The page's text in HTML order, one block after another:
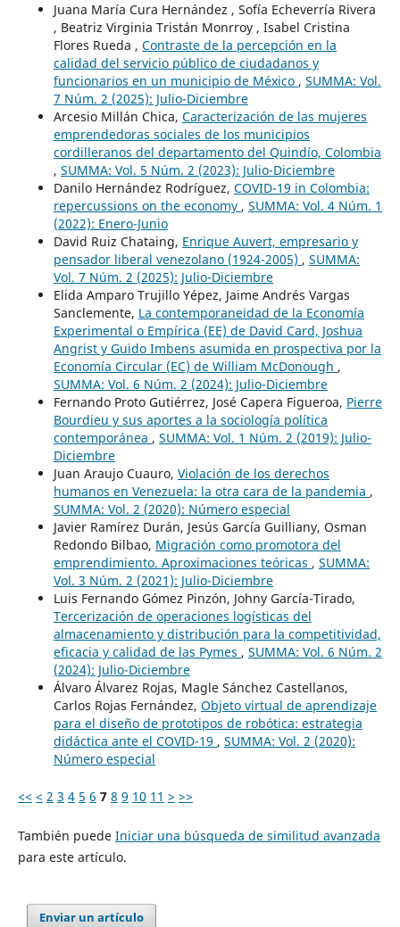
Juana María Cura Hernández , Sofía Echeverría Rivera
, Beatriz Virginia Tristán Monrroy , Isabel Cristina
Flores Rueda , Contraste de la percepción en la
calidad del servicio público de ciudadanos y
funcionarios en un municipio de México , SUMMA: Vol.
7 Núm. 2 (2025): Julio-Diciembre
Arcesio Millán Chica, Caracterización de las mujeres
emprendedoras sociales de los municipios
cordilleranos del departamento del Quindío, Colombia
, SUMMA: Vol. 5 Núm. 2 (2023): Julio-Diciembre
Danilo Hernández Rodríguez, COVID-19 in Colombia:
repercussions on the economy , SUMMA: Vol. 4 Núm. 1
(2022): Enero-Junio
David Ruiz Chataing, Enrique Auvert, empresario y
pensador liberal venezolano (1924-2005) , SUMMA:
Vol. 7 Núm. 2 (2025): Julio-Diciembre
Elida Amparo Trujillo Yépez, Jaime Andrés Vargas
Sanclemente, La contemporaneidad de la Economía
Experimental o Empírica (EE) de David Card, Joshua
Angrist y Guido Imbens asumida en prospectiva por la
Economía Circular (EC) de William McDonough ,
SUMMA: Vol. 6 Núm. 2 (2024): Julio-Diciembre
Fernando Proto Gutiérrez, José Capera Figueroa, Pierre
Bourdieu y sus aportes a la sociología política
contemporánea , SUMMA: Vol. 1 Núm. 2 (2019): Julio-
Diciembre
Juan Araujo Cuauro, Violación de los derechos
humanos en Venezuela: la otra cara de la pandemia ,
SUMMA: Vol. 2 (2020): Número especial
Javier Ramírez Durán, Jesús García Guilliany, Osman
Redondo Bilbao, Migración como promotora del
emprendimiento. Aproximaciones teóricas , SUMMA:
Vol. 3 Núm. 2 (2021): Julio-Diciembre
Luis Fernando Gómez Pinzón, Johny García-Tirado,
Tercerización de operaciones logísticas del
almacenamiento y distribución para la competitividad,
eficacia y calidad de las Pymes , SUMMA: Vol. 6 Núm. 2
(2024): Julio-Diciembre
Álvaro Álvarez Rojas, Magle Sánchez Castellanos,
Carlos Rojas Fernández, Objeto virtual de aprendizaje
para el diseño de prototipos de robótica: estrategia
didáctica ante el COVID-19 , SUMMA: Vol. 2 (2020):
Número especial
<< < 2 3 4 5 6 7 8 9 10 11 > >>
También puede Iniciar una búsqueda de similitud avanzada
para este artículo.
Enviar un artículo